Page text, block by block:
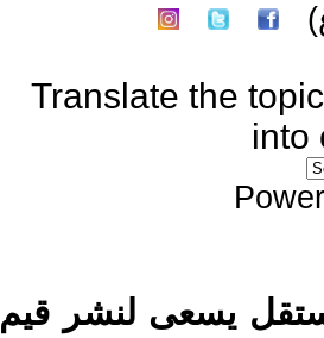
Translate the topic
into
يسعى لنشر قيم